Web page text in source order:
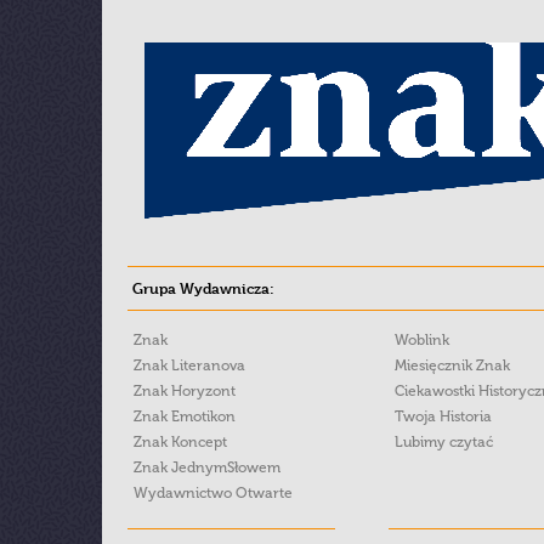
Grupa Wydawnicza:
Znak
Znak Literanova
Znak Horyzont
Znak Emotikon
Znak Koncept
Znak JednymSłowem
Wydawnictwo Otwarte
Woblink
Miesięcznik Znak
Ciekawostki
Twoja Historia
Lubimy czytać